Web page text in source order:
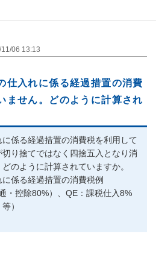
06 13:13
仕入れに係る経過措置の消費
ません。どのように計算され
係る経過措置の消費税を利用して
り捨てではなく四捨五入となり消
のように計算されていますか。
係る経過措置の消費税例
・控除80%）、QE：課税仕入8%
）